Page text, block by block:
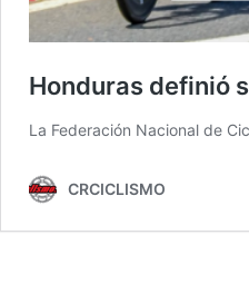
Honduras definió
La Federación Nacional de
CRCICLISMO